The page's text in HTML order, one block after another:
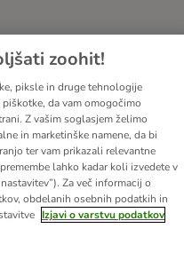
zoohit!
piksle in druge tehnologije
da vam omogočimo
Z vašim soglasjem želimo
in marketinške namene, da bi
ter vam prikazali relevantne
lahko kadar koli izvedete v
Za več informacij o
obdelanih osebnih podatkih in
Izjavi o varstvu podatkov